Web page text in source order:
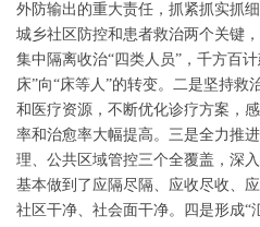
外防输出的重大责任，抓紧抓实抓
城乡社区防控和患者救治两个关键
集中隔离收治“四类人员”，千方百
床”向“床等人”的转变。二是坚持救
和医疗资源，不断优化诊疗方案，
率和治愈率大幅提高。三是全力推
理、公共区域管控三个全覆盖，深
基本做到了应隔尽隔、应收尽收、
社区干净、社会面干净。四是形